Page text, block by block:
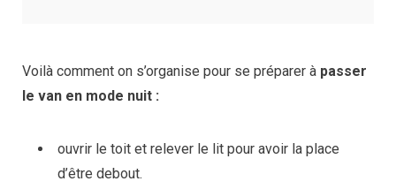
Voilà comment on s’organise pour se préparer à passer
le van en mode nuit :
ouvrir le toit et relever le lit pour avoir la place
d’être debout.